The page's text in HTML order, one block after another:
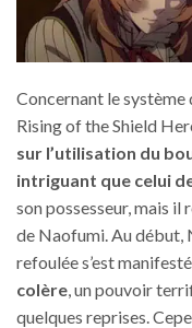
Concernant le système
Rising of the Shield
sur l’utilisation du
intriguant que celui
son possesseur, mais
de Naofumi. Au début,
refoulée s’est
colère, un pouvoir
quelques reprises.